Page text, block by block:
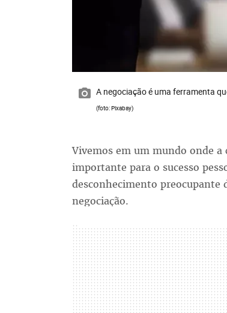
A negociação é uma ferramenta
(foto: Pixabay)
Vivemos em um mundo onde a
importante para o sucesso
desconhecimento preocupante
negociação.